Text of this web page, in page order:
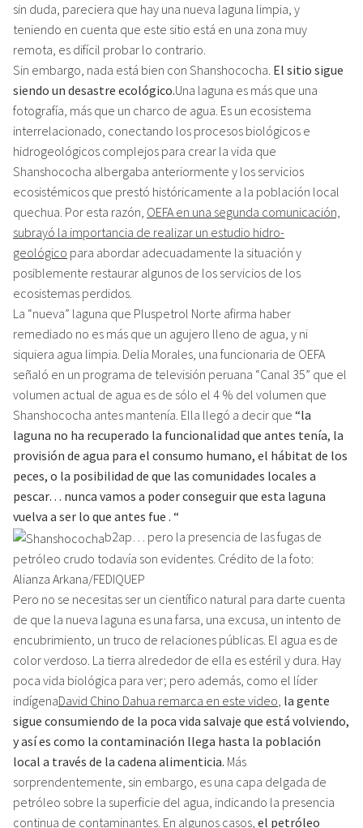
sin duda, pareciera que hay una nueva laguna limpia, y
teniendo en cuenta que este sitio está en una zona muy
remota, es difícil probar lo contrario.
Sin embargo, nada está bien con Shanshococha. El sitio sigue
siendo un desastre ecológico.Una laguna es más que una
fotografía, más que un charco de agua. Es un ecosistema
interrelacionado, conectando los procesos biológicos e
hidrogeológicos complejos para crear la vida que
Shanshococha albergaba anteriormente y los servicios
ecosistémicos que prestó históricamente a la población local
quechua. Por esta razón, OEFA en una segunda comunicación,
subrayó la importancia de realizar un estudio hidro-
geológico para abordar adecuadamente la situación y
posiblemente restaurar algunos de los servicios de los
ecosistemas perdidos.
La “nueva” laguna que Pluspetrol Norte afirma haber
remediado no es más que un agujero lleno de agua, y ni
siquiera agua limpia. Delia Morales, una funcionaria de OEFA
señaló en un programa de televisión peruana “Canal 35” que el
volumen actual de agua es de sólo el 4 % del volumen que
Shanshococha antes mantenía. Ella llegó a decir que “la
laguna no ha recuperado la funcionalidad que antes tenía, la
provisión de agua para el consumo humano, el hábitat de los
peces, o la posibilidad de que las comunidades locales a
pescar… nunca vamos a poder conseguir que esta laguna
vuelva a ser lo que antes fue . “
b2ap… pero la presencia de las fugas de
petróleo crudo todavía son evidentes. Crédito de la foto:
Alianza Arkana/FEDIQUEP
Pero no se necesitas ser un científico natural para darte cuenta
de que la nueva laguna es una farsa, una excusa, un intento de
encubrimiento, un truco de relaciones públicas. El agua es de
color verdoso. La tierra alrededor de ella es estéril y dura. Hay
poca vida biológica para ver; pero además, como el líder
indígenaDavid Chino Dahua remarca en este video la gente
sigue consumiendo de la poca vida salvaje que está volviendo,
y así es como la contaminación llega hasta la población
local a través de la cadena alimenticia. Más
sorprendentemente, sin embargo, es una capa delgada de
petróleo sobre la superficie del agua, indicando la presencia
continua de contaminantes. En algunos casos, el petróleo